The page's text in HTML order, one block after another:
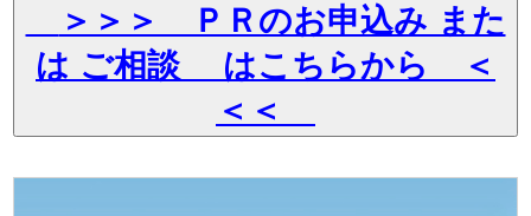
Ca Sake Chal 2020
日本酒の選び方
Ca Sake Chal 2019
＞＞＞ ＰＲのお申込み また
は ご相談 はこちらから ＜
＜＜